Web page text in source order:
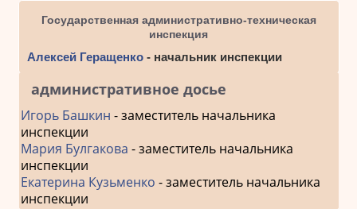
Государственная административно-техническая
инспекция
Алексей Геращенко- начальник инспекции
административное досье
Игорь Башкин - заместитель начальника
инспекции
Мария Булгакова - заместитель начальника
инспекции
Екатерина Кузьменко - заместитель начальника
инспекции